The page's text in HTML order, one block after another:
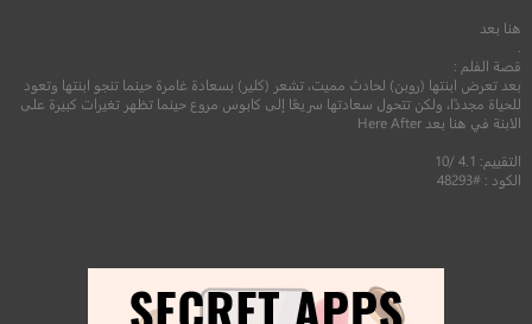
هنا بعد
قصة الفلم :
بعد تعرض ابنتها (روبن) لحادث مميت، تشعر (كلير) بسعادة غامرة حينما تنجو ابنتها وتعود
للحياة مجددًا، ولكن تتحول سعادتها سريعًا إلى كابوس مروع حينما تظهر تغيرات كبيرة على
الابنة في هنا بعد Here After
التقييم: 4.1 /10
الكود : #48293